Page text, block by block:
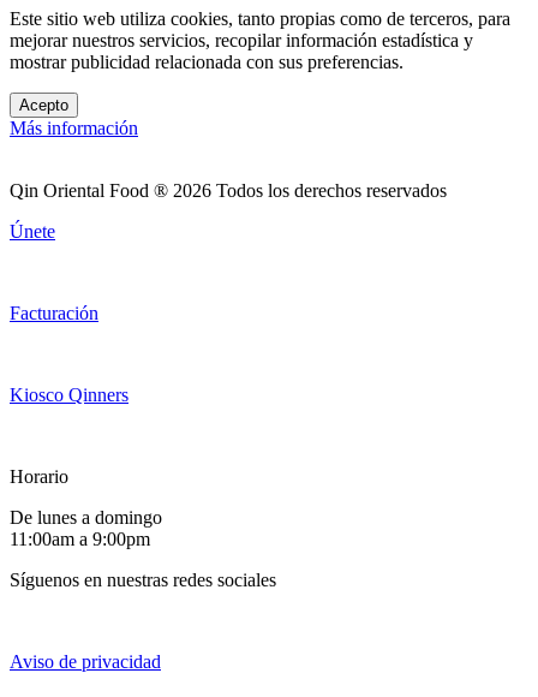
Este sitio web utiliza cookies, tanto propias como de terceros, para
mejorar nuestros servicios, recopilar información estadística y
mostrar publicidad relacionada con sus preferencias.
Acepto
Más información
Qin Oriental Food ® 2026 Todos los derechos reservados
Únete
Facturación
Kiosco Qinners
Horario
De lunes a domingo
11:00am a 9:00pm
Síguenos en nuestras redes sociales
Aviso de privacidad